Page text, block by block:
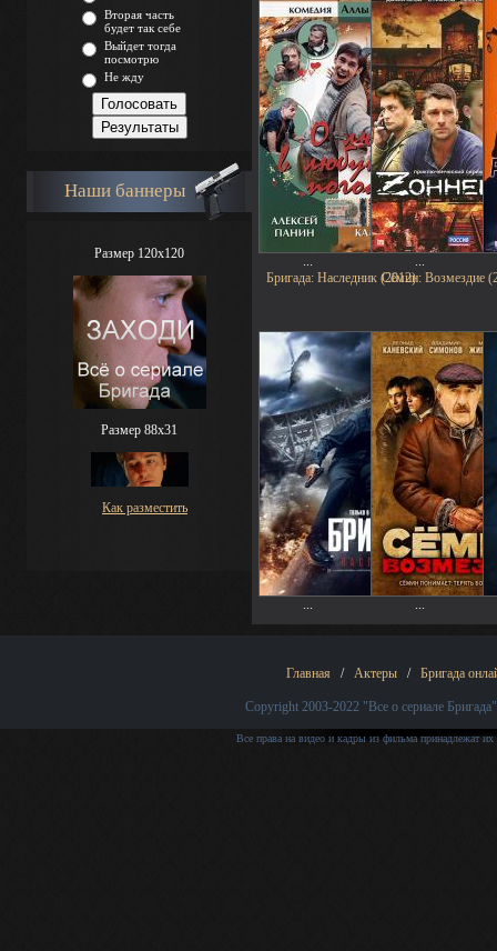
Вторая часть
будет так себе
Выйдет тогда
посмотрю
Не жду
Наши баннеры
Размер 120x120
Размер 88х31
Как разместить
Бригада: Наследник (2012)Сёмин: Возмездие
Главная / Актеры / Бригада
Copyright 2003-2022 "Все о сериале Бригада"
Все права на видео и кадры из фильма принадлежат